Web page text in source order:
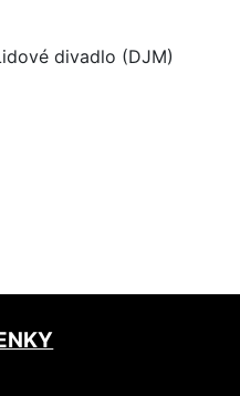
divadlo (DJM)